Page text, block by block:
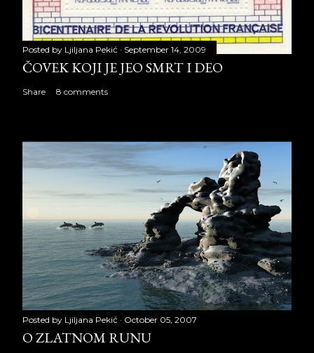
Posted by Ljiljana Pekić September 14, 2009
ČOVEK KOJI JE JEO SMRT I DEO
Share 8 comments
Posted by Ljiljana Pekić October 05, 2007
O ZLATNOM RUNU